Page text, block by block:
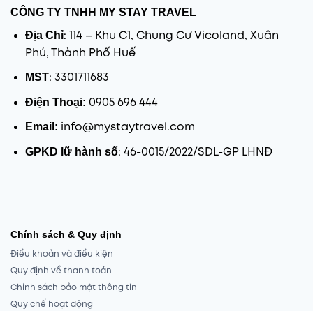
CÔNG TY TNHH MY STAY TRAVEL
Địa Chỉ: 114 – Khu C1, Chung Cư Vicoland, Xuân
Phú, Thành Phố Huế
MST: 3301711683
Điện Thoại: 0905 696 444
Email: info@mystaytravel.com
GPKD lữ hành số: 46-0015/2022/SDL-GP LHNĐ
Chính sách & Quy định
Điều khoản và điều kiện
Quy định về thanh toán
Chính sách bảo mật thông tin
Quy chế hoạt động